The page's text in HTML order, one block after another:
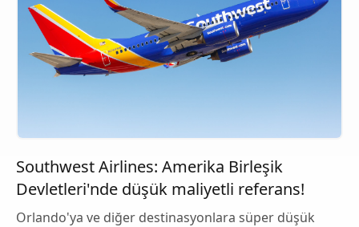
Southwest Airlines: Amerika Birleşik
Devletleri'nde düşük maliyetli referans!
Orlando'ya ve diğer destinasyonlara süper düşük